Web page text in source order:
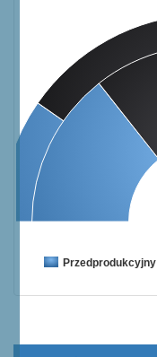
Przedprodukcyjny